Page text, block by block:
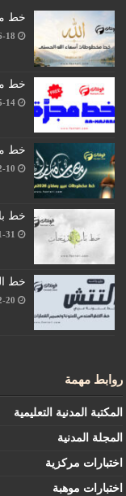
خط
18
خط
14
خط
10
خط
31
خط
20
روابط مهمة
المكتبة المدنية التعليمية
المجلة المدنية
اختبارات مركزية
اختبارات موهبة